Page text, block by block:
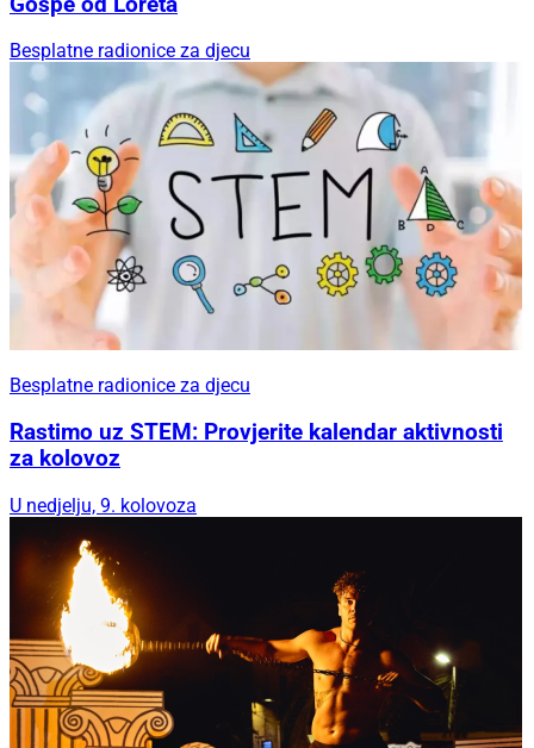
Besplatne radionice za djecu
Besplatne radionice za djecu
Rastimo uz STEM: Provjerite kalendar aktivnosti
za kolovoz
U nedjelju, 9. kolovoza